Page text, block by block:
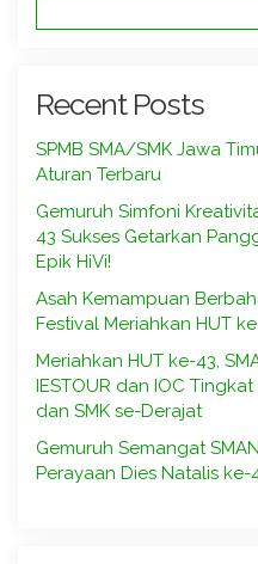
Recent Posts
SPMB SMA/SMK Jawa
Aturan Terbaru
Gemuruh Simfoni
43 Sukses Getarkan
Epik HiVi!
Asah Kemampuan
Festival Meriahkan HUT
Meriahkan HUT ke-43,
IESTOUR dan IOC
dan SMK se-Derajat
Gemuruh Semangat
Perayaan Dies Natalis ke-